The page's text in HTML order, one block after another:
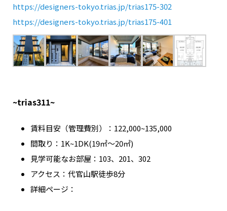
https://designers-tokyo.trias.jp/trias175-302
https://designers-tokyo.trias.jp/trias175-401
~trias311~
賃料目安（管理費別）：122,000~135,000
間取り：1K~1DK(19㎡～20㎡)
見学可能なお部屋：103、201、302
アクセス：代官山駅徒歩8分
詳細ページ：